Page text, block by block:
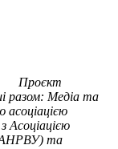
Проєкт
разом: Медіа та
асоціацією
Асоціацією
(АНРВУ) та